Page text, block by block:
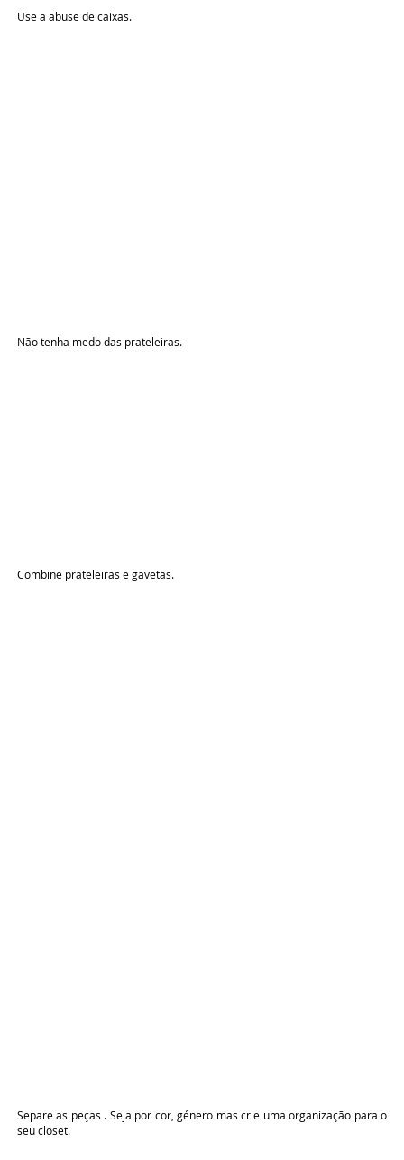
Use a abuse de caixas.
Não tenha medo das prateleiras.
Combine prateleiras e gavetas.
Separe as peças . Seja por cor, género mas crie uma organização para o
seu closet.